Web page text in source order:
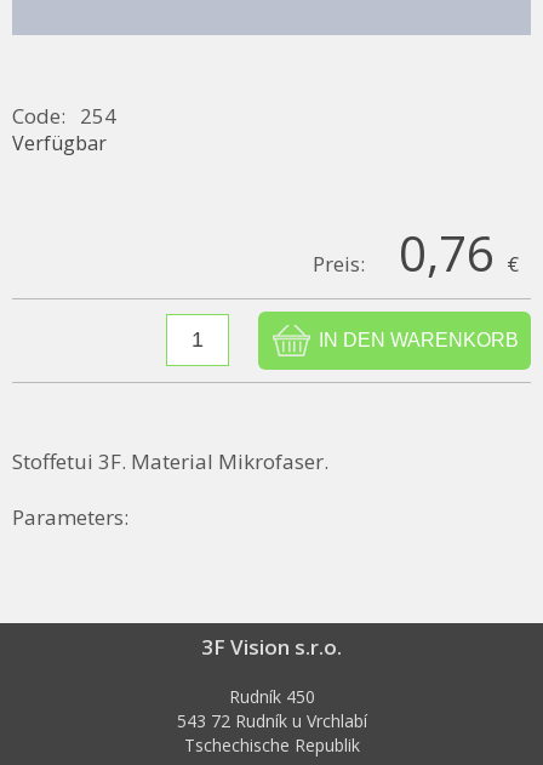
Code: 254
Verfügbar
Preis: 0,76 €
Stoffetui 3F. Material Mikrofaser.
Parameters:
3F Vision s.r.o.
Rudník 450
543 72 Rudník u Vrchlabí
Tschechische Republik